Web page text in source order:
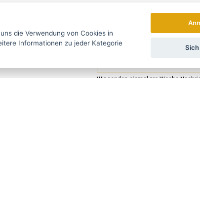
...
Wir senden einmal pro Woche
die Verwendung von Cookies in